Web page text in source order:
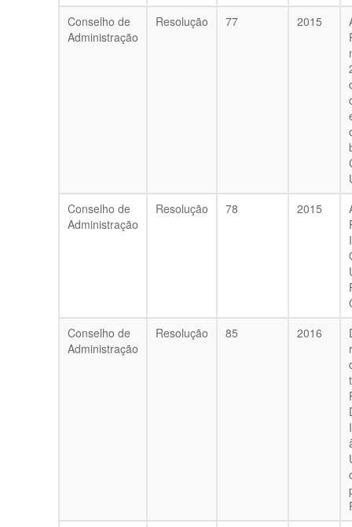
Conselho de
Administração
Resolução 77 2015
Conselho de
Administração
Resolução 78 2015
Conselho de
Administração
Resolução 85 2016